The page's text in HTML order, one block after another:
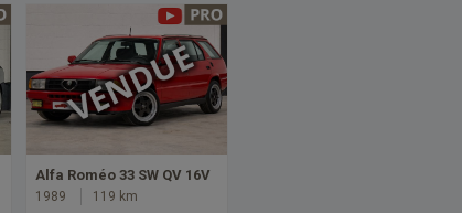
Alfa Roméo 33 SW QV 16V
1989 119 km